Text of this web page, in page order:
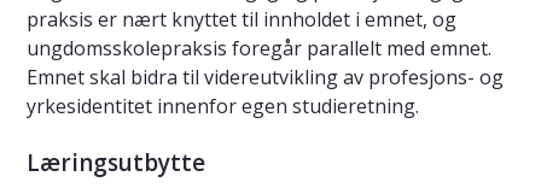
praksis er nært knyttet til innholdet i emnet, og
ungdomsskolepraksis foregår parallelt med emnet.
Emnet skal bidra til videreutvikling av profesjons- og
yrkesidentitet innenfor egen studieretning.
Læringsutbytte